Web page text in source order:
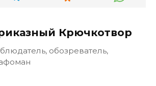
Крючкотвор
обозреватель,